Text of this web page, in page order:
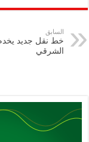
p
y
Li
eb
k
السابق
خط نقل جديد
الشرقي